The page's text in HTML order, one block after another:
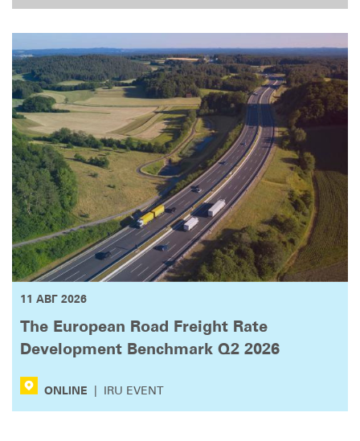
11 АВГ 2026
The European Road Freight Rate
Development Benchmark Q2 2026
ONLINE IRU EVENT